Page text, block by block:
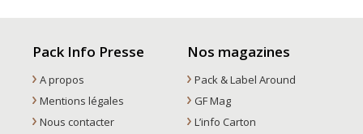
Pack Info Presse
A propos
Mentions légales
Nous contacter
Nos magazines
Pack & Label Around
GF Mag
L’info Carton